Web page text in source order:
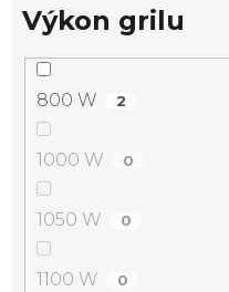
Výkon grilu
800 W 2
1000 W 0
1050 W 0
1100 W 0